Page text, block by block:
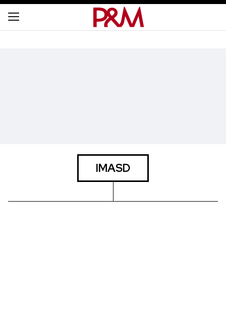
IMASD